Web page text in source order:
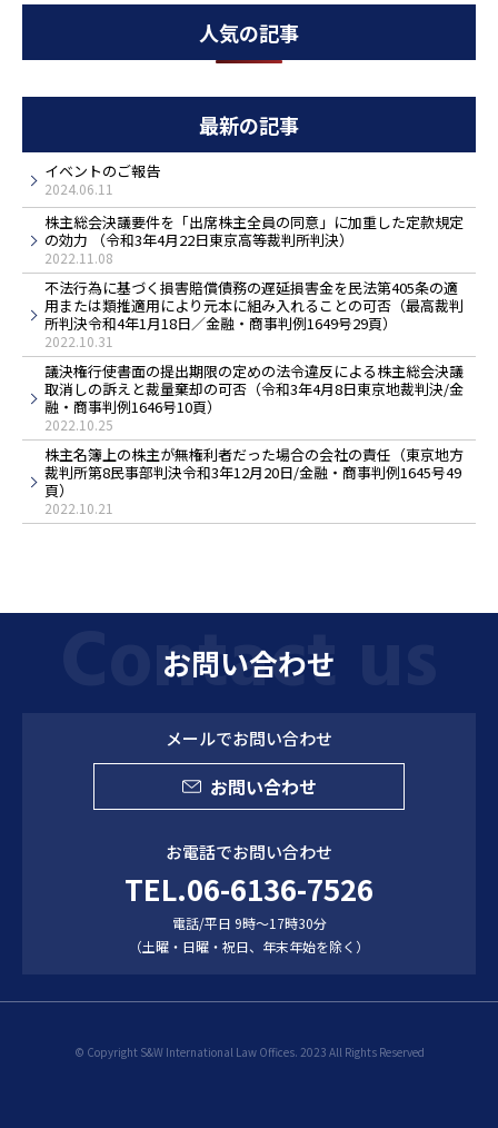
人気の記事
最新の記事
イベントのご報告
2024.06.11
株主総会決議要件を「出席株主全員の同意」に加重した定款規定
の効力 （令和3年4月22日東京高等裁判所判決）
2022.11.08
不法行為に基づく損害賠償債務の遅延損害金を民法第405条の適
用または類推適用により元本に組み入れることの可否（最高裁判
所判決令和4年1月18日／金融・商事判例1649号29頁）
2022.10.31
議決権行使書面の提出期限の定めの法令違反による株主総会決議
取消しの訴えと裁量棄却の可否（令和3年4月8日東京地裁判決/金
融・商事判例1646号10頁）
2022.10.25
株主名簿上の株主が無権利者だった場合の会社の責任（東京地方
裁判所第8民事部判決令和3年12月20日/金融・商事判例1645号49
頁）
2022.10.21
お問い合わせ
メールでお問い合わせ
お問い合わせ
お電話でお問い合わせ
TEL.06-6136-7526
電話/平日 9時～17時30分
（土曜・日曜・祝日、年末年始を除く）
© Copyright S&W International Law Offices. 2023 All Rights Reserved